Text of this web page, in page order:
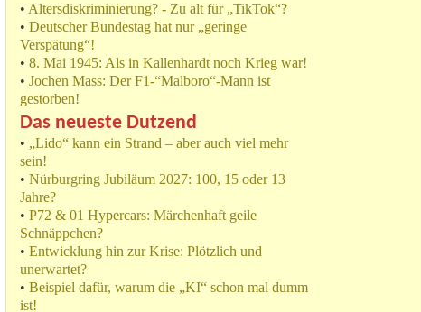
• Altersdiskriminierung? - Zu alt für „TikTok“?
• Deutscher Bundestag hat nur „geringe
Verspätung“!
• 8. Mai 1945: Als in Kallenhardt noch Krieg war!
• Jochen Mass: Der F1-“Malboro“-Mann ist
gestorben!
Das neueste Dutzend
• „Lido“ kann ein Strand – aber auch viel mehr
sein!
• Nürburgring Jubiläum 2027: 100, 15 oder 13
Jahre?
• P72 & 01 Hypercars: Märchenhaft geile
Schnäppchen?
• Entwicklung hin zur Krise: Plötzlich und
unerwartet?
• Beispiel dafür, warum die „KI“ schon mal dumm
ist!